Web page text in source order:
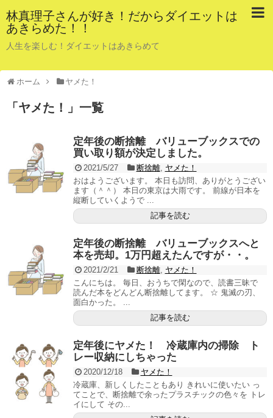
林真理子さんが好き！だからダイエットは
あきらめた！！
人生を楽しむ！ダイエットはあきらめて
ホーム ヤメた！
「 ヤメた！ 」 一覧
定年後の断捨離 バリューブックスでの
買い取り額が決定しました。
2021/5/27 断捨離, ヤメた！
おはようございます。 本日も訪問、ありがとうござい
ます（＾＾） 本日の東京は大雨です。 前線が日本を
縦断していくようで ...
記事を読む
定年後の断捨離 バリューブックスへと
本を売却。1万円超えたんですが・・。
2021/2/21 断捨離, ヤメた！
こんにちは。 毎日、おうちで閑なので、読書三昧で
読んだ本をどんどん断捨離してます。 ☆ 鬼滅の刃、
面白かった。 ...
記事を読む
定年後にヤメた！ 冷蔵庫内の掃除 ト
レー収納にしちゃった
2020/12/18
ヤメた！
冷蔵庫、新しくしたこともあり きれいに使いたい っ
てことで、断捨離で余ったプラスチックの色々を トレ
イにして その...